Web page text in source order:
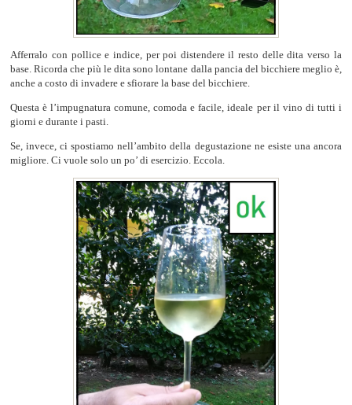
Afferralo con pollice e indice, per poi distendere il resto delle dita verso la
base. Ricorda che più le dita sono lontane dalla pancia del bicchiere meglio è,
anche a costo di invadere e sfiorare la base del bicchiere.
Questa è l’impugnatura comune, comoda e facile, ideale per il vino di tutti i
giorni e durante i pasti.
Se, invece, ci spostiamo nell’ambito della degustazione ne esiste una ancora
migliore. Ci vuole solo un po’ di esercizio. Eccola.